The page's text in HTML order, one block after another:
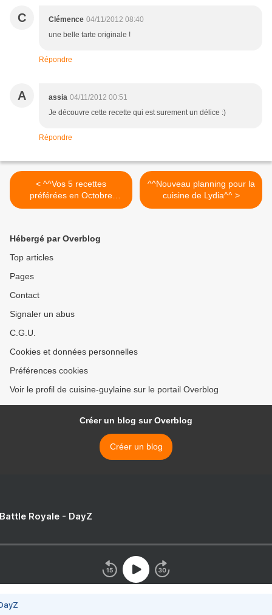
C Clémence 04/11/2012 08:40
une belle tarte originale !
Répondre
A assia 04/11/2012 00:51
Je découvre cette recette qui est surement un délice :)
Répondre
< ^^Vos 5 recettes
préférées en Octobre
2012^^
^^Nouveau planning pour la
cuisine de Lydia^^ >
Hébergé par Overblog
Top articles
Pages
Contact
Signaler un abus
C.G.U.
Cookies et données personnelles
Préférences cookies
Voir le profil de cuisine-guylaine sur le portail Overblog
Créer un blog sur Overblog
Créer un blog
Royale - DayZ